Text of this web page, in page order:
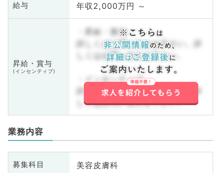
給与 年収2,000万円 ～
昇給・賞与
(インセンティブ)
・昇給・賞与
詳しくはお問い合わせ下さい。詳
しくはお問い合わせ下さい。
・インセンティブ
詳しくはお問い合わせ下さい。詳
しくはお問い合わせ下さい。
業務内容
募集科目 美容皮膚科